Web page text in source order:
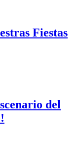
Fiestas
del